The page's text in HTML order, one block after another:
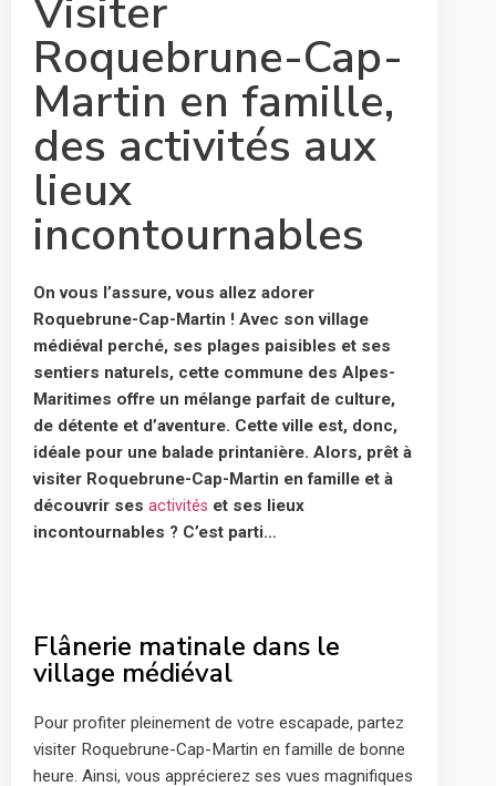
Visiter
Roquebrune-Cap-
Martin en famille,
des activités aux
lieux
incontournables
On vous l’assure, vous allez adorer
Roquebrune-Cap-Martin ! Avec son village
médiéval perché, ses plages paisibles et ses
sentiers naturels, cette commune des Alpes-
Maritimes offre un mélange parfait de culture,
de détente et d’aventure. Cette ville est, donc,
idéale pour une balade printanière. Alors, prêt à
visiter Roquebrune-Cap-Martin en famille et à
découvrir ses activités et ses lieux
incontournables ? C’est parti…
Flânerie matinale dans le
village médiéval
Pour profiter pleinement de votre escapade, partez
visiter Roquebrune-Cap-Martin en famille de bonne
heure. Ainsi, vous apprécierez ses vues magnifiques